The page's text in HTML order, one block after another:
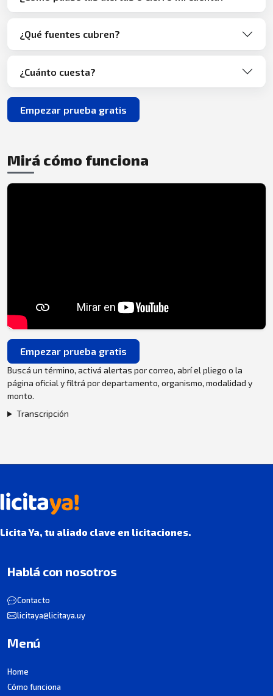
¿Qué fuentes cubren?
¿Cuánto cuesta?
Empezar prueba gratis
Mirá cómo funciona
Empezar prueba gratis
Buscá un término, activá alertas por correo, abrí el pliego o la
página oficial y filtrá por departamento, organismo, modalidad y
monto.
Transcripción
Licita Ya, tu aliado clave en licitaciones.
Hablá con nosotros
Contacto
licitaya@licitaya.uy
Menú
Home
Cómo funciona